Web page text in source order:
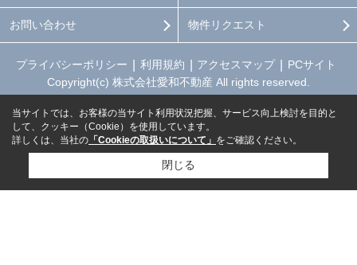
お問い合わせ 物件リクエスト
プライバシーポリシー 利用規約 アクセスマップ
PCサイト
Copyright(c) 株式会社愛和不動産 All rights reserved.
当サイトでは、お客様の当サイト利用状況把握、サービス向上検討を目的と
して、クッキー（Cookie）を使用しています。
詳しくは、当社の 「Cookieの取扱いについて」 をご確認ください。
閉じる